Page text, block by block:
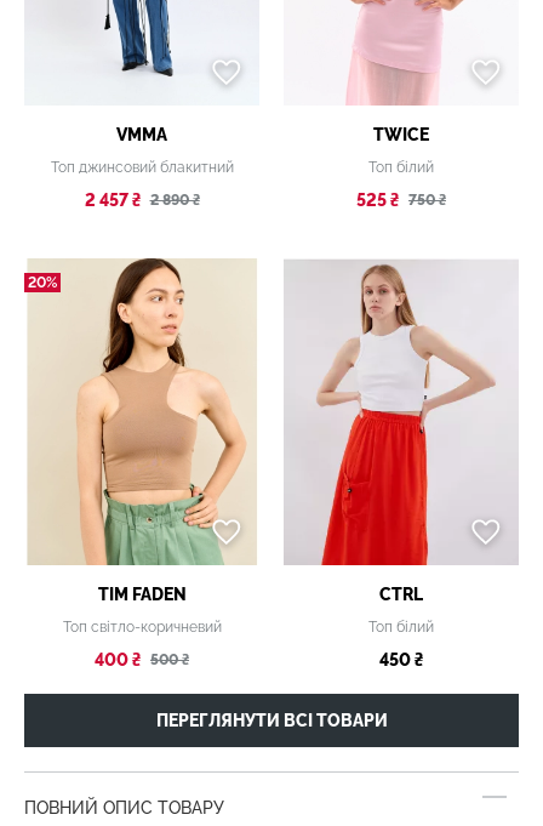
VMMA
Топ джинсовий блакитний
2 457 ₴ 2 890 ₴
TWICE
Топ білий
525 ₴ 750 ₴
20%
TIM FADEN
Топ світло-коричневий
400 ₴ 500 ₴
CTRL
Топ білий
450 ₴
ПЕРЕГЛЯНУТИ ВСІ ТОВАРИ
ПОВНИЙ ОПИС ТОВАРУ